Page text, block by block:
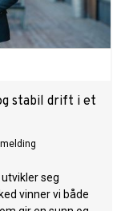
stabil drift i et
seg
vinner vi både